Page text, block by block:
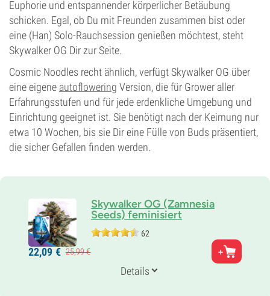
Euphorie und entspannender körperlicher Betäubung
schicken. Egal, ob Du mit Freunden zusammen bist oder
eine (Han) Solo-Rauchsession genießen möchtest, steht
Skywalker OG Dir zur Seite.
Cosmic Noodles recht ähnlich, verfügt Skywalker OG über
eine eigene autoflowering Version, die für Grower aller
Erfahrungsstufen und für jede erdenkliche Umgebung und
Einrichtung geeignet ist. Sie benötigt nach der Keimung nur
etwa 10 Wochen, bis sie Dir eine Fülle von Buds präsentiert,
die sicher Gefallen finden werden.
Skywalker OG (Zamnesia
Seeds) feminisiert
62
Eltern
Skywalker x OG Kush
30% Sativa
22,09 € 25,99€
Details